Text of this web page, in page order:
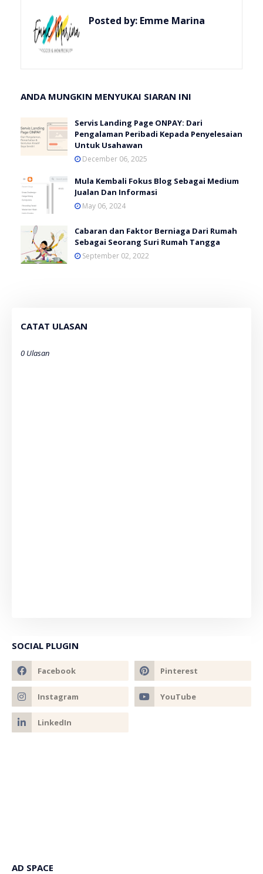
Posted by: Emme Marina
ANDA MUNGKIN MENYUKAI SIARAN INI
Servis Landing Page ONPAY: Dari
Pengalaman Peribadi Kepada Penyelesaian
Untuk Usahawan
December 06, 2025
Mula Kembali Fokus Blog Sebagai Medium
Jualan Dan Informasi
May 06, 2024
Cabaran dan Faktor Berniaga Dari Rumah
Sebagai Seorang Suri Rumah Tangga
September 02, 2022
CATAT ULASAN
0 Ulasan
SOCIAL PLUGIN
AD SPACE